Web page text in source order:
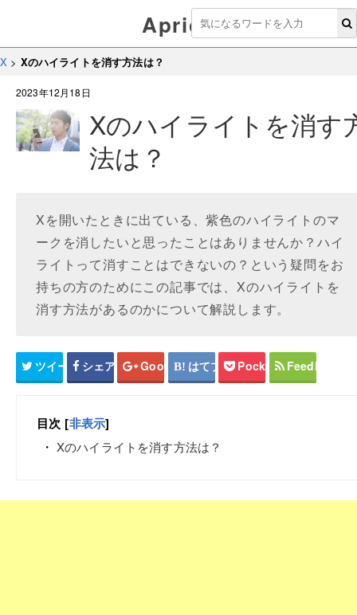
Aprico
X > Xのハイライトを消す方法は？
2023年12月18日
Xのハイライトを消す
法は？
Xを開いたときに出ている、紫色のハイライトのマ
ークを消したいと思ったことはありませんか？ハイ
ライトって消すことはできないの？という疑問をお
持ちの方のためにこの記事では、Xのハイライトを
消す方法があるのかについて解説します。
ツイート シェア Google+ はてブ Pocket Feedly
目次 [非表示]
Xのハイライトを消す方法は？